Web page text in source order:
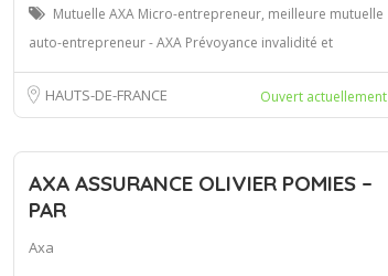
Mutuelle AXA Micro-entrepreneur, meilleure mutuelle
auto-entrepreneur - AXA Prévoyance invalidité et
HAUTS-DE-FRANCE Ouvert actuellement
AXA ASSURANCE OLIVIER POMIES –
PAR
Axa